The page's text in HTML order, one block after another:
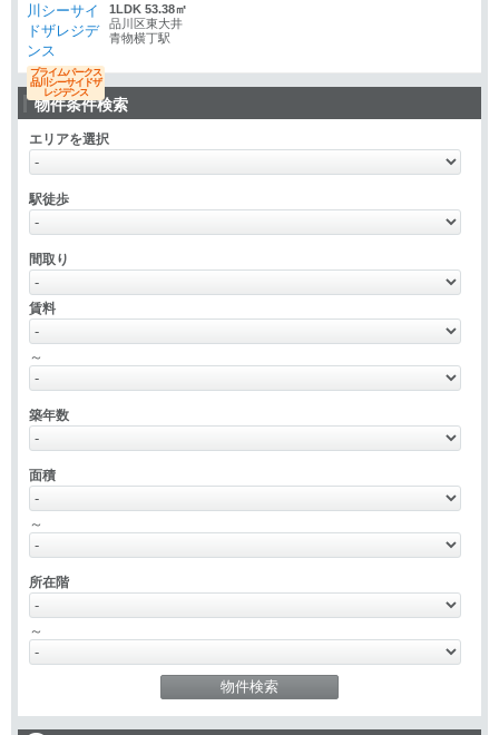
プライムパークス
品川シーサイドザ
レジデンス
1LDK 53.38㎡
品川区東大井
青物横丁駅
物件条件検索
エリアを選択
駅徒歩
間取り
賃料
～
築年数
面積
～
所在階
～